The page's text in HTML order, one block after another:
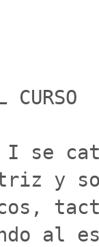
CURSO
I se
y
al